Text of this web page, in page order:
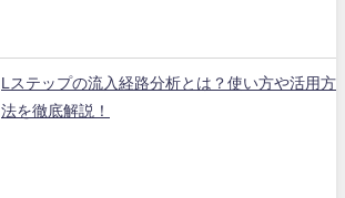
Lステップの流入経路分析とは？使い方や活用方
法を徹底解説！